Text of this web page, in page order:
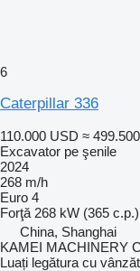
6
Caterpillar 336
110.000 USD ≈
Excavator pe şenile
2024
268 m/h
Euro 4
Forţă 268 kW (365 c.p.)
China, Shanghai
KAMEI MACHINERY
Luați legătura cu